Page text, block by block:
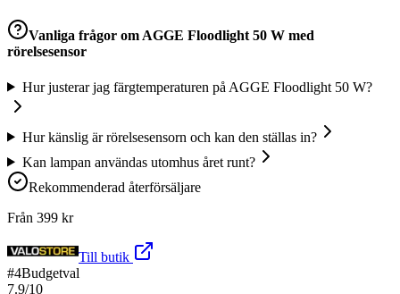
Vanliga frågor om AGGE Floodlight 50 W med
rörelsesensor
Hur justerar jag färgtemperaturen på AGGE Floodlight 50 W?
Hur känslig är rörelsesensorn och kan den ställas in?
Kan lampan användas utomhus året runt?
Rekommenderad återförsäljare
Från 399 kr
Till butik
#4Budgetval
7.9/10